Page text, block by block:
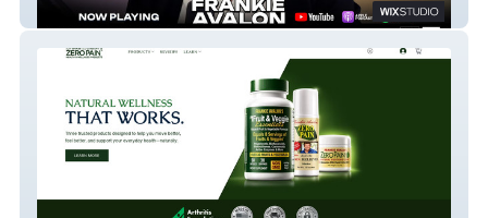
Frankie Avalon